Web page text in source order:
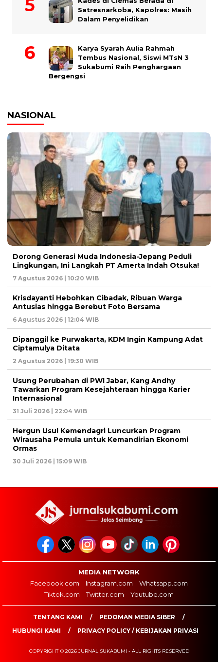
Satresnarkoba, Kapolres: Masih
Dalam Penyelidikan
Karya Syarah Aulia Rahmah
Tembus Nasional, Siswi MTsN 3
Sukabumi Raih Penghargaan
Bergengsi
NASIONAL
Dorong Generasi Muda Indonesia-Jepang Peduli
Lingkungan, Ini Langkah PT Amerta Indah Otsuka!
7 Agustus 2026 | 10:20 WIB
Krisdayanti Hebohkan Cibadak, Ribuan Warga
Antusias hingga Berebut Foto Bersama
6 Agustus 2026 | 12:04 WIB
Dipanggil ke Purwakarta, KDM Ingin Kampung Adat
Ciptamulya Ditata
2 Agustus 2026 | 19:30 WIB
Usung Perubahan di PWI Jabar, Kang Andhy
Tawarkan Program Kesejahteraan hingga Karier
Internasional
31 Juli 2026 | 22:04 WIB
Hergun Usul Kemendagri Luncurkan Program
Wirausaha Pemula untuk Kemandirian Ekonomi
Ormas
30 Juli 2026 | 15:09 WIB
MEDIA NETWORK
Facebook.com
Instagram.com
Whatsapp.com
Tiktok.com
Twitter.com Youtube.com
TENTANG KAMI
PEDOMAN MEDIA SIBER
HUBUNGI KAMI
PRIVACY POLICY / KEBIJAKAN PRIVASI
COPYRIGHT © 2026 JURNAL SUKABUMI - ALL RIGHTS RESERVED